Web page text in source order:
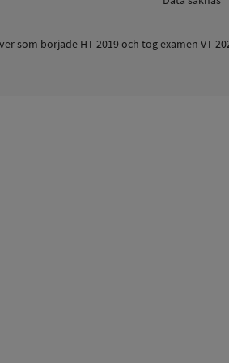
som började HT 2019 och tog examen VT